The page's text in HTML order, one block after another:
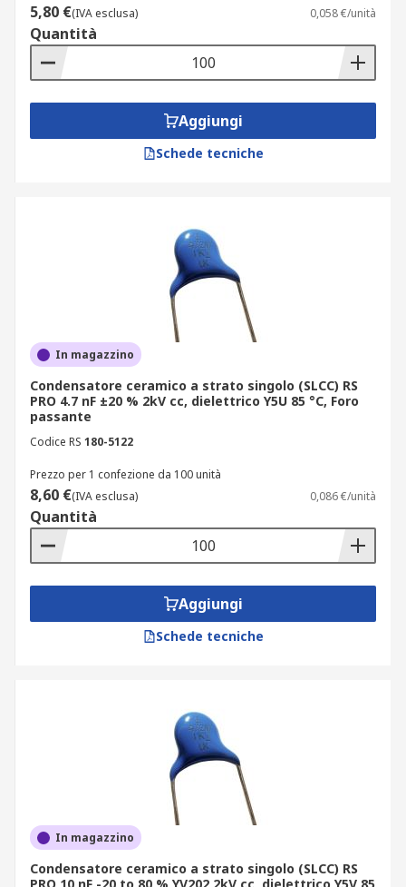
5,80 €(IVA esclusa) 0,058 €/unità
Quantità
Aggiungi
Schede tecniche
In magazzino
Condensatore ceramico a strato singolo (SLCC) RS
PRO 4.7 nF ±20 % 2kV cc, dielettrico Y5U 85 °C, Foro
passante
Codice RS 180-5122
Prezzo per 1 confezione da 100 unità
8,60 €(IVA esclusa) 0,086 €/unità
Quantità
Aggiungi
Schede tecniche
In magazzino
Condensatore ceramico a strato singolo (SLCC) RS